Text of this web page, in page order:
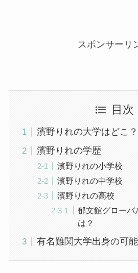
スポンサーリ
目次
濱野りれの大学はどこ？
濱野りれの学歴
濱野りれの小学校
濱野りれの中学校
濱野りれの高校
郁文館グローバ
は？
有名難関大学出身の可能